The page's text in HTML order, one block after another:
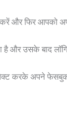
और फिर आपको
और उसके बाद
करके अपने फेसबुक